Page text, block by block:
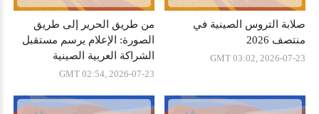
صلابة التروس الصينية في
منتصف 2026
GMT 03:02, 2026-07-23
من طريق الحرير إلى طريق
الصورة: الإعلام يرسم مستقبل
الشراكة العربية الصينية
GMT 02:54, 2026-07-23